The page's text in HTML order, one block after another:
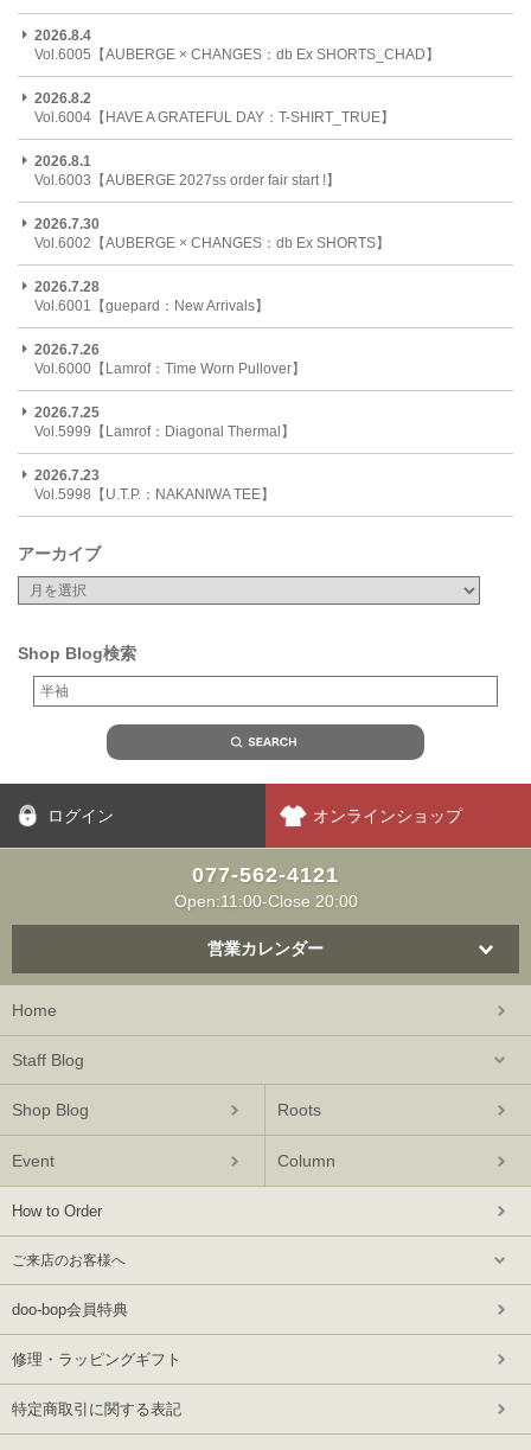
2026.8.4
Vol.6005【AUBERGE × CHANGES：db Ex SHORTS_CHAD】
2026.8.2
Vol.6004【HAVE A GRATEFUL DAY：T-SHIRT_TRUE】
2026.8.1
Vol.6003【AUBERGE 2027ss order fair start !】
2026.7.30
Vol.6002【AUBERGE × CHANGES：db Ex SHORTS】
2026.7.28
Vol.6001【guepard：New Arrivals】
2026.7.26
Vol.6000【Lamrof：Time Worn Pullover】
2026.7.25
Vol.5999【Lamrof：Diagonal Thermal】
2026.7.23
Vol.5998【U.T.P.：NAKANIWA TEE】
アーカイブ
Shop Blog検索
ログイン オンラインショップ
077-562-4121
Open:11:00-Close 20:00
営業カレンダー
Home
Staff Blog
Shop Blog Roots
Event Column
How to Order
ご来店のお客様へ
doo-bop会員特典
修理・ラッピングギフト
特定商取引に関する表記